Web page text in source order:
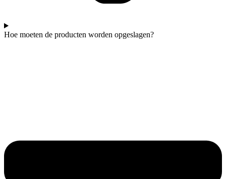
Hoe moeten de producten worden opgeslagen?